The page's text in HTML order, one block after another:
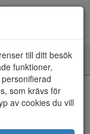
till ditt besök
funktioner,
som krävs för
av cookies du vill